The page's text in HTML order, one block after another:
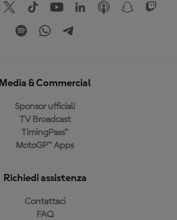
Media & Commercial
Sponsor ufficiali
TV Broadcast
TimingPass™
MotoGP™ Apps
Richiedi assistenza
Contattaci
FAQ